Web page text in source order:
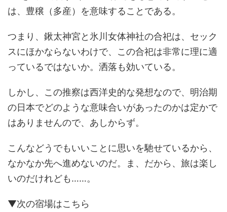
は、豊穣（多産）を意味することである。
つまり、鍬太神宮と氷川女体神社の合祀は、セック
スにほかならないわけで、この合祀は非常に理に適
っているではないか。洒落も効いている。
しかし、この推察は西洋史的な発想なので、明治期
の日本でどのような意味合いがあったのかは定かで
はありませんので、あしからず。
こんなどうでもいいことに思いを馳せているから、
なかなか先へ進めないのだ。ま、だから、旅は楽し
いのだけれども……。
▼次の宿場はこちら